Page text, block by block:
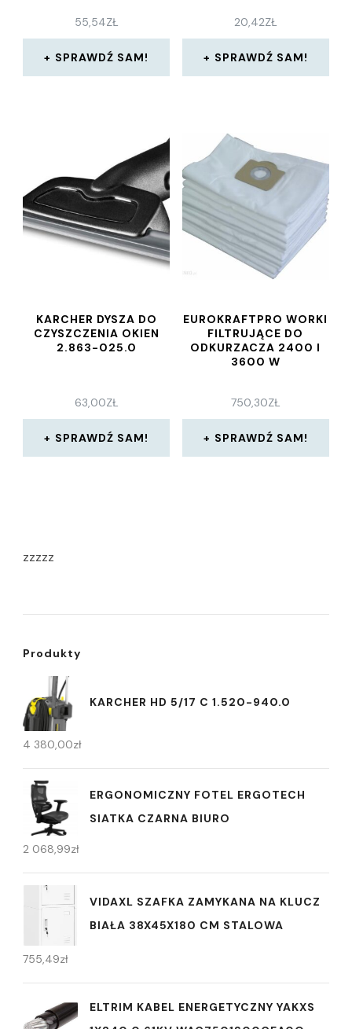
55,54ZŁ
SPRAWDŹ SAM!
20,42ZŁ
SPRAWDŹ SAM!
KARCHER DYSZA DO
CZYSZCZENIA OKIEN
2.863-025.0
63,00ZŁ
SPRAWDŹ SAM!
EUROKRAFTPRO WORKI
FILTRUJĄCE DO
ODKURZACZA 2400 I
3600 W
750,30ZŁ
SPRAWDŹ SAM!
zzzzz
Produkty
KARCHER HD 5/17 C 1.520-940.0
4 380,00zł
ERGONOMICZNY FOTEL ERGOTECH
SIATKA CZARNA BIURO
2 068,99zł
VIDAXL SZAFKA ZAMYKANA NA KLUCZ
BIAŁA 38X45X180 CM STALOWA
755,49zł
ELTRIM KABEL ENERGETYCZNY YAKXS